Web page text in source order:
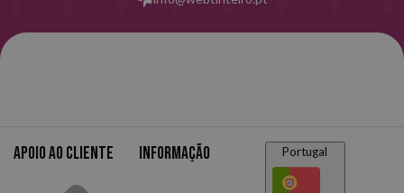
Apoio ao cliente Informação Portugal